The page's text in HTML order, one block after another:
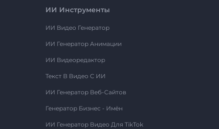
ИИ Инструменты
ИИ Видео Генератор
ИИ Генератор Анимации
ИИ Видеоредактор
Текст В Видео С ИИ
ИИ Генератор Веб-Сайтов
Генератор Бизнес - Имён
ИИ Генератор Видео Для TikTok